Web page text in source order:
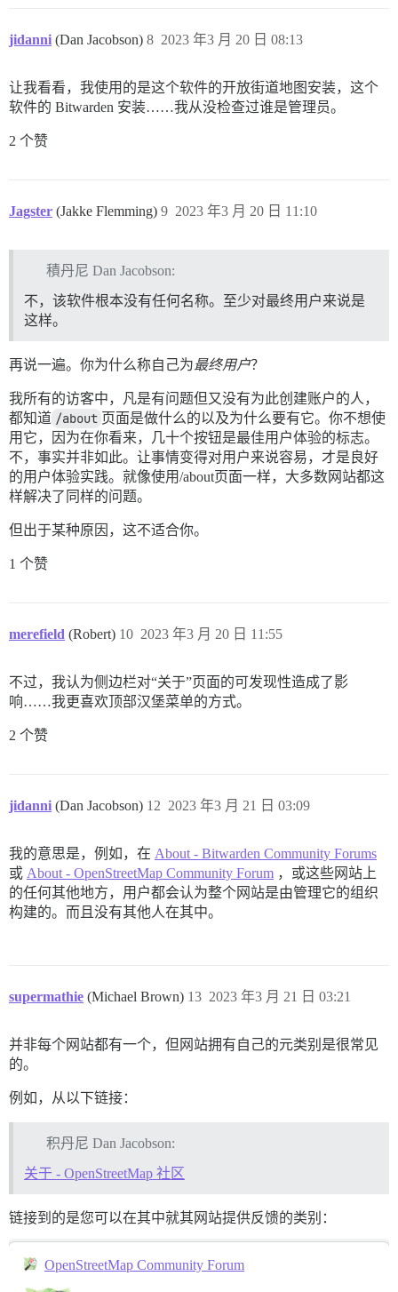
jidanni (Dan Jacobson) 2023 年3 月 20 日 08:13
8
让我看看，我使用的是这个软件的开放街道地图安装，这个
软件的 Bitwarden 安装……我从没检查过谁是管理员。
2 个赞
Jagster (Jakke Flemming) 2023 年3 月 20 日 11:10
9
積丹尼 Dan Jacobson:
不，该软件根本没有任何名称。至少对最终用户来说是
这样。
再说一遍。你为什么称自己为最终用户？
我所有的访客中，凡是有问题但又没有为此创建账户的人，
都知道 /about 页面是做什么的以及为什么要有它。你不想使
用它，因为在你看来，几十个按钮是最佳用户体验的标志。
不，事实并非如此。让事情变得对用户来说容易，才是良好
的用户体验实践。就像使用/about页面一样，大多数网站都这
样解决了同样的问题。
但出于某种原因，这不适合你。
1 个赞
merefield (Robert) 2023 年3 月 20 日 11:55
10
不过，我认为侧边栏对“关于”页面的可发现性造成了影
响……我更喜欢顶部汉堡菜单的方式。
2 个赞
jidanni (Dan Jacobson) 2023 年3 月 21 日 03:09
12
我的意思是，例如，在 About - Bitwarden Community Forums
或 About - OpenStreetMap Community Forum ，或这些网站上
的任何其他地方，用户都会认为整个网站是由管理它的组织
构建的。而且没有其他人在其中。
supermathie (Michael Brown) 2023 年3 月 21 日 03:21
13
并非每个网站都有一个，但网站拥有自己的元类别是很常见
的。
例如，从以下链接：
积丹尼 Dan Jacobson:
关于 - OpenStreetMap 社区
链接到的是您可以在其中就其网站提供反馈的类别：
OpenStreetMap Community Forum